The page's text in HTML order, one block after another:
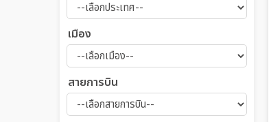
เมือง
สายการบิน